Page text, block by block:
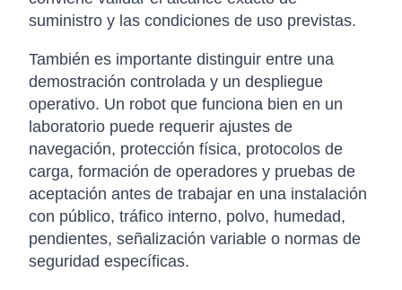
suministro y las condiciones de uso previstas.
También es importante distinguir entre una
demostración controlada y un despliegue
operativo. Un robot que funciona bien en un
laboratorio puede requerir ajustes de
navegación, protección física, protocolos de
carga, formación de operadores y pruebas de
aceptación antes de trabajar en una instalación
con público, tráfico interno, polvo, humedad,
pendientes, señalización variable o normas de
seguridad específicas.